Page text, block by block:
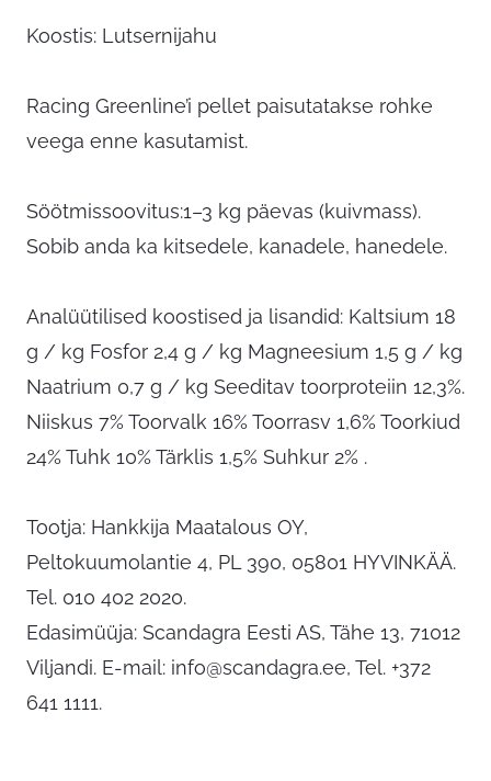
Koostis: Lutsernijahu
Racing Greenline’i pellet paisutatakse rohke
veega enne kasutamist.
Söötmissoovitus:1–3 kg päevas (kuivmass).
Sobib anda ka kitsedele, kanadele, hanedele.
Analüütilised koostised ja lisandid: Kaltsium 18
g / kg Fosfor 2,4 g / kg Magneesium 1,5 g / kg
Naatrium 0,7 g / kg Seeditav toorproteiin 12,3%.
Niiskus 7% Toorvalk 16% Toorrasv 1,6% Toorkiud
24% Tuhk 10% Tärklis 1,5% Suhkur 2% .
Tootja: Hankkija Maatalous OY,
Peltokuumolantie 4, PL 390, 05801 HYVINKÄÄ.
Tel. 010 402 2020.
Edasimüüja: Scandagra Eesti AS, Tähe 13, 71012
Viljandi. E-mail: info@scandagra.ee, Tel. +372
641 1111.